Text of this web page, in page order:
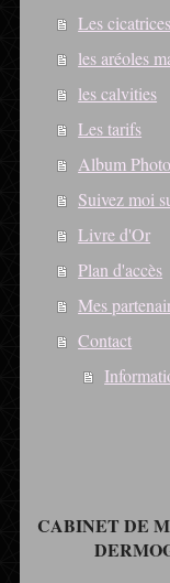
Les
les aréoles
les calvities
Les tarifs
Album Photo
Suivez moi
Livre d'Or
Plan d'accès
Mes
Contact
CABINET DE